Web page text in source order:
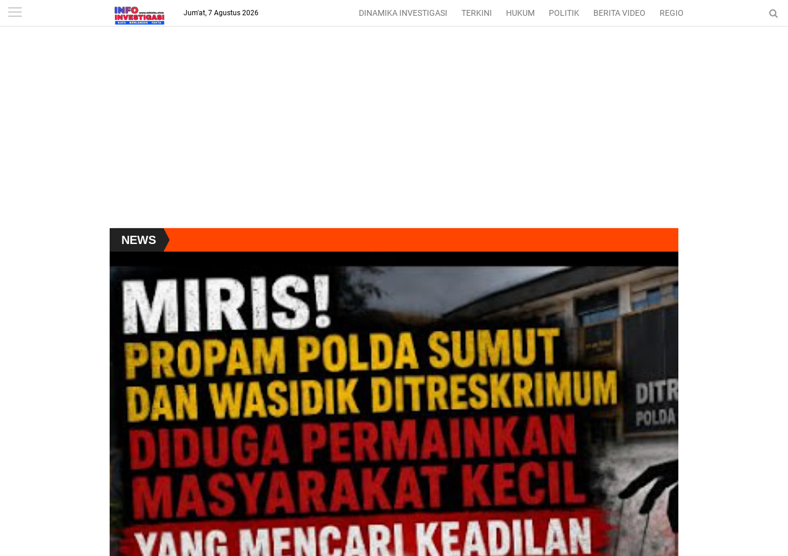
-->
Jum'at, 7 Agustus 2026 DINAMIKA INVESTIGASI TERKINI HUKUM POLITIK BERITA VIDEO REGIONAL ENTERTAINMENT
NEWS